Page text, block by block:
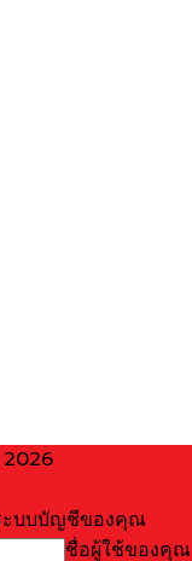
ะบบบัญชีของคุณ
ชื่อผู้ใช้ของคุณ